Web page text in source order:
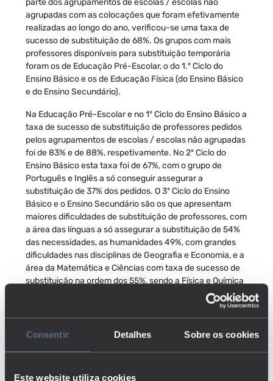
Consentir Detalhes Sobre os cookies
Este website utiliza cookies
parte dos agrupamentos de escolas / escolas não
agrupadas com as colocações que foram efetivamente
realizadas ao longo do ano, verificou-se uma taxa de
sucesso de substituição de 68%. Os grupos com mais
professores disponíveis para substituição temporária
foram os de Educação Pré-Escolar, o do 1.º Ciclo do
Ensino Básico e os de Educação Física (do Ensino Básico
e do Ensino Secundário).
Na Educação Pré-Escolar e no 1º Ciclo do Ensino Básico a
taxa de sucesso de substituição de professores pedidos
pelos agrupamentos de escolas / escolas não agrupadas
foi de 83% e de 88%, respetivamente. No 2º Ciclo do
Ensino Básico esta taxa foi de 67%, com o grupo de
Português e Inglês a só conseguir assegurar a
substituição de 37% dos pedidos. O 3º Ciclo do Ensino
Básico e o Ensino Secundário são os que apresentam
maiores dificuldades de substituição de professores, com
a área das línguas a só assegurar a substituição de 54%
das necessidades, as humanidades 49%, com grandes
dificuldades nas disciplinas de Geografia e Economia, e a
área da Matemática e Ciências com taxa de sucesso de
substituição na ordem dos 55%, sendo a Física e Química
Registam-se, também, grandes assimetrias regionais. A
maior dificuldade de substituição educadores do Pré-
Escolar situa-se no Baixo Alentejo, com uma taxa de
substituição de 65%. No caso do 1º Ciclo do Ensino